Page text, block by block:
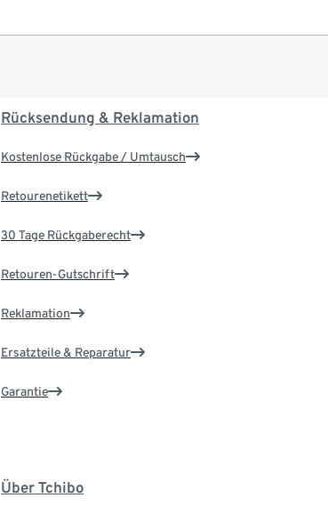
Rücksendung & Reklamation
Kostenlose Rückgabe / Umtausch
Retourenetikett
30 Tage Rückgaberecht
Retouren-Gutschrift
Reklamation
Ersatzteile & Reparatur
Garantie
Über Tchibo